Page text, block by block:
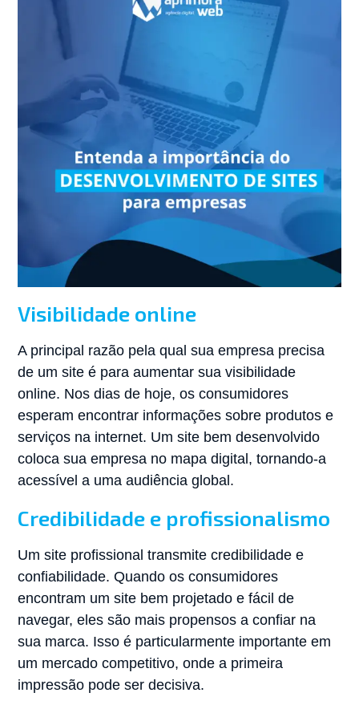
Visibilidade online
A principal razão pela qual sua empresa precisa
de um site é para aumentar sua visibilidade
online. Nos dias de hoje, os consumidores
esperam encontrar informações sobre produtos e
serviços na internet. Um site bem desenvolvido
coloca sua empresa no mapa digital, tornando-a
acessível a uma audiência global.
Credibilidade e profissionalismo
Um site profissional transmite credibilidade e
confiabilidade. Quando os consumidores
encontram um site bem projetado e fácil de
navegar, eles são mais propensos a confiar na
sua marca. Isso é particularmente importante em
um mercado competitivo, onde a primeira
impressão pode ser decisiva.